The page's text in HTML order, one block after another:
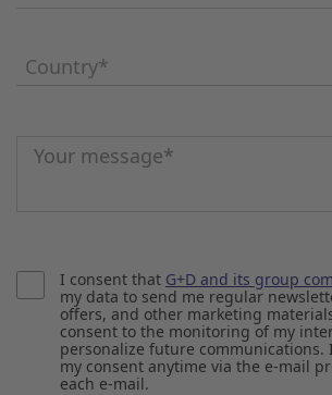
I consent that G+D and its group
my data to send me regular
offers, and other marketing
consent to the monitoring of my
personalize future communications.
my consent anytime via the e-mail
each e-mail.